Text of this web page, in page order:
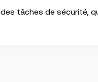
tâches de sécurité,